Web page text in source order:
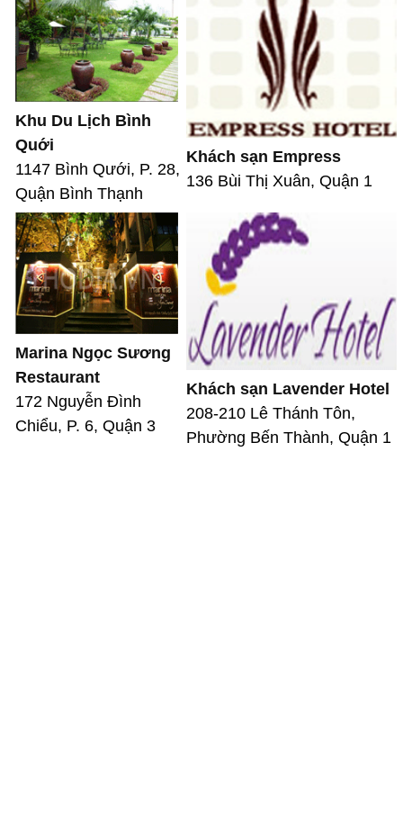
Khu Du Lịch Bình
Quới
1147 Bình Qưới, P. 28,
Quận Bình Thạnh
Khách sạn Empress
136 Bùi Thị Xuân, Quận 1
Marina Ngọc Sương
Restaurant
172 Nguyễn Đình
Chiểu, P. 6, Quận 3
Khách sạn Lavender Hotel
208-210 Lê Thánh Tôn,
Phường Bến Thành, Quận 1